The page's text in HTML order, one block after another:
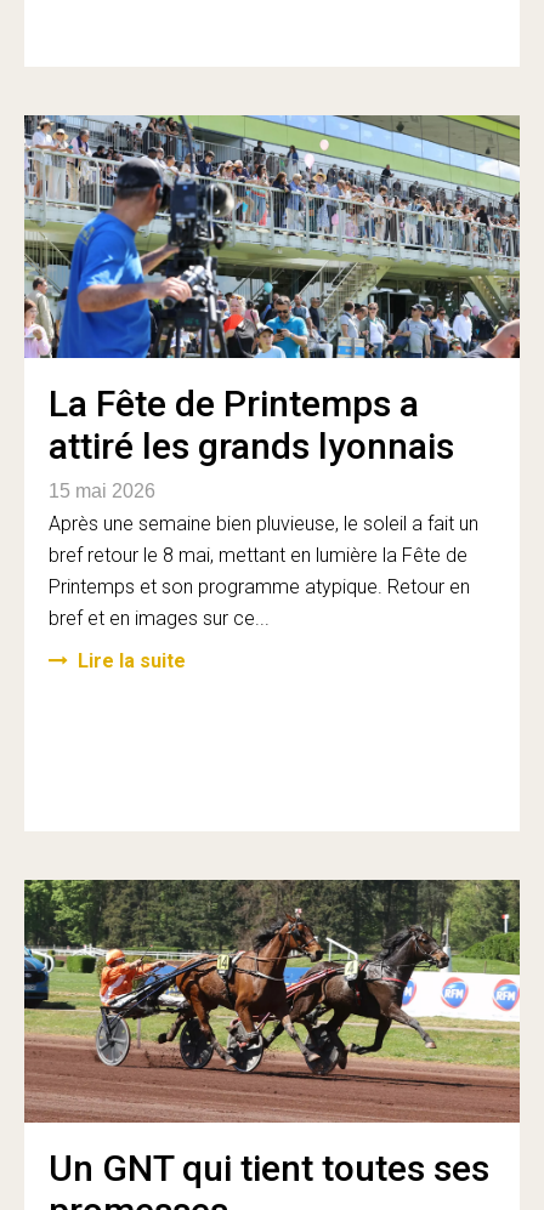
La Fête de Printemps a
attiré les grands lyonnais
15 mai 2026
Après une semaine bien pluvieuse, le soleil a fait un
bref retour le 8 mai, mettant en lumière la Fête de
Printemps et son programme atypique. Retour en
bref et en images sur ce...
Lire la suite
Un GNT qui tient toutes ses